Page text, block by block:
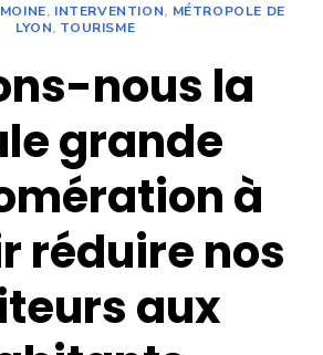
, INTERVENTION, MÉTROPOLE DE
LYON, TOURISME
nous la
grande
à
réduire nos
aux